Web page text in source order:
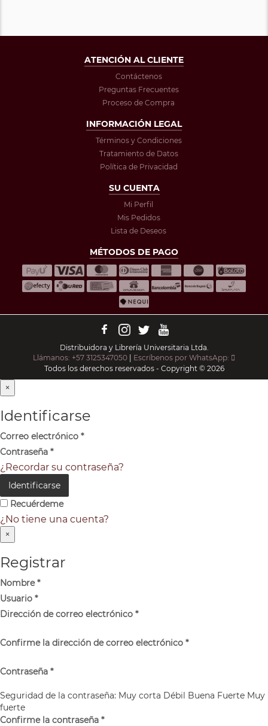
ATENCIÓN AL CLIENTE
Contáctenos
Preguntas Frecuentes
Proceso de Compra
INFORMACIÓN LEGAL
Términos y Condiciones
Tratamiento de Datos
Política de Privacidad
SU CUENTA
Mi Perfil
Mis Pedidos
Lista de Deseos
MÉTODOS DE PAGO
Distribuidora y Librería Universitaria Ltda.
Llámanos: +57 3125347050 | Escríbenos por WhatsApp:
Todos los derechos reservados - Copyright © 2026
×
Identificarse
Correo electrónico *
Contraseña *
¿Recordar su contraseña?
Identificarse
Recuérdeme
¿No tiene una cuenta?
×
Registrar
Nombre*
Usuario *
Dirección de correo electrónico *
Confirme la dirección de correo electrónico *
Contraseña *
Seguridad de la contraseña: Muy corta Débil Buena Fuerte Muy
fuerte
Confirme la contraseña *